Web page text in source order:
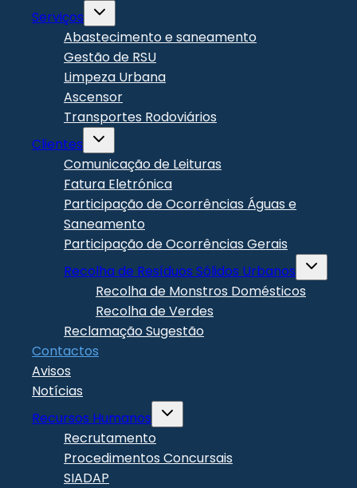
Serviços
Toggle
child
menu
Abastecimento e saneamento
Gestão de RSU
Limpeza Urbana
Ascensor
Transportes Rodoviários
Clientes
Toggle
child
menu
Comunicação de Leituras
Fatura Eletrónica
Participação de Ocorrências Águas e
Saneamento
Participação de Ocorrências Gerais
Recolha de Resíduos Sólidos Urbanos
Toggle
child
Recolha de Monstros Domésticos
Recolha de Verdes
Reclamação Sugestão
Contactos
Avisos
Notícias
Recursos Humanos
Toggle
child
Recrutamento
Procedimentos Concursais
SIADAP